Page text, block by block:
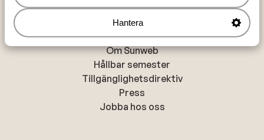
Hantera
Om Sunweb
Om Sunweb
Hållbar semester
Tillgänglighetsdirektiv
Press
Jobba hos oss